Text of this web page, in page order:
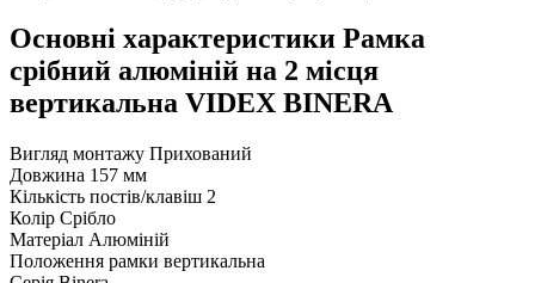
Основні характеристики Рамка
срібний алюміній на 2 місця
вертикальна VIDEX BINERA
Вигляд монтажу Прихований
Довжина 157 мм
Кількість постів/клавіш 2
Колір Срібло
Матеріал Алюміній
Положення рамки вертикальна